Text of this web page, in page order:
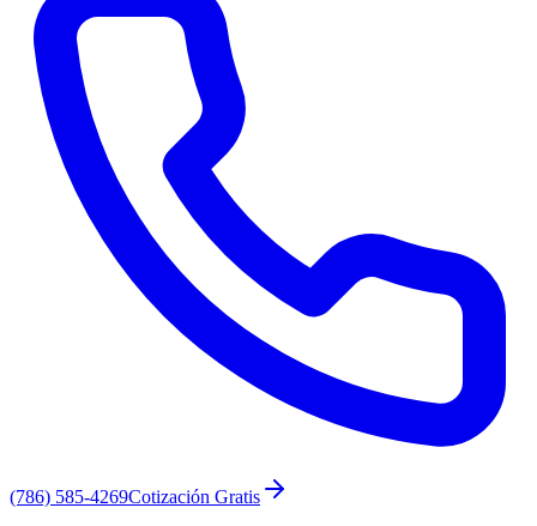
(786) 585-4269Cotización Gratis